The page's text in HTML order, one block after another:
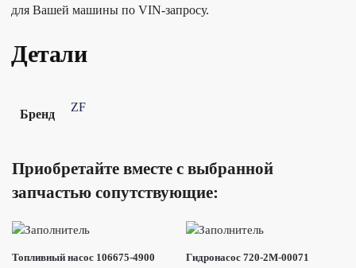
для Вашей машины по VIN-запросу.
Детали
Бренд
ZF
Приобретайте вместе с выбранной
запчастью сопутствующие:
Топливный насос 106675-4900 Гидронасос 720-2M-00071